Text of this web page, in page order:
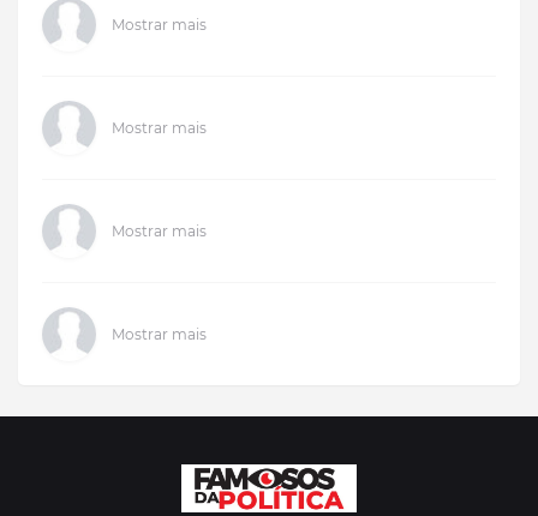
Mostrar mais
Mostrar mais
Mostrar mais
Mostrar mais